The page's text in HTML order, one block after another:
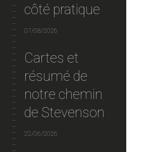
côté pratique
07/08/2026
Cartes et
résumé de
notre chemin
de Stevenson
22/06/2026